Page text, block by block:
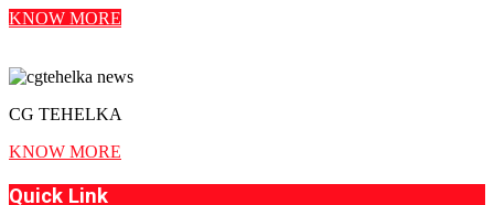
KNOW MORE
CG TEHELKA
KNOW MORE
Quick Link